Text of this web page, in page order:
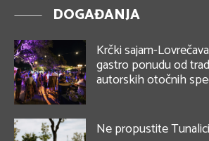
DOGAĐANJA
Krčki sajam-
gastro ponudu od
autorskih otočnih
Ne propustite